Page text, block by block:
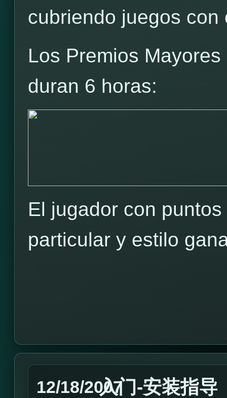
cubriendo juegos
Los Premios
duran 6 horas:
El jugador con
particular y estilo
12/18/2007入门-安装指导